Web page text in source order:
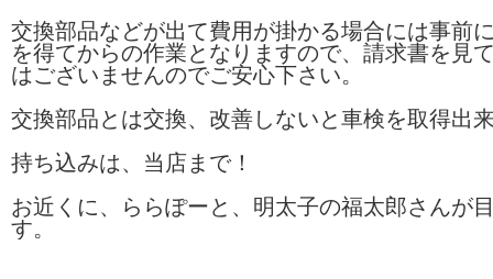
交換部品などが出て費用が掛かる場合には事前
を得てからの作業となりますので、請求書を見
はございませんのでご安心下さい。
交換部品とは交換、改善しないと車検を取得出
持ち込みは、当店まで！
お近くに、ららぽーと、明太子の福太郎さんが
す。